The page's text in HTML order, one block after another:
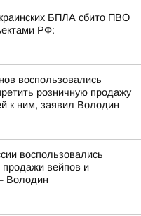
БПЛА сбито ПВО
РФ:
воспользовались
розничную продажу
к ним, заявил Володин
воспользовались
продажи вейпов и
Володин